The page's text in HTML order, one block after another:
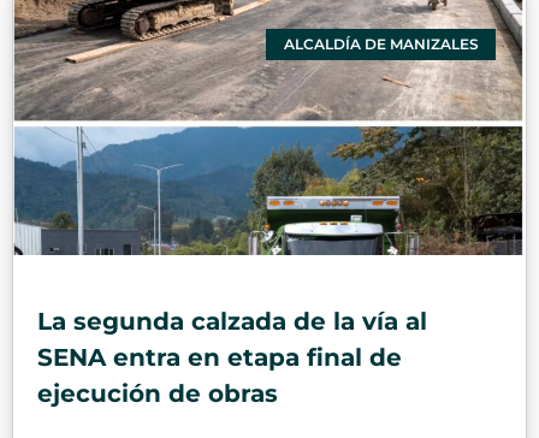
ALCALDÍA DE MANIZALES
La segunda calzada de la vía al
SENA entra en etapa final de
ejecución de obras